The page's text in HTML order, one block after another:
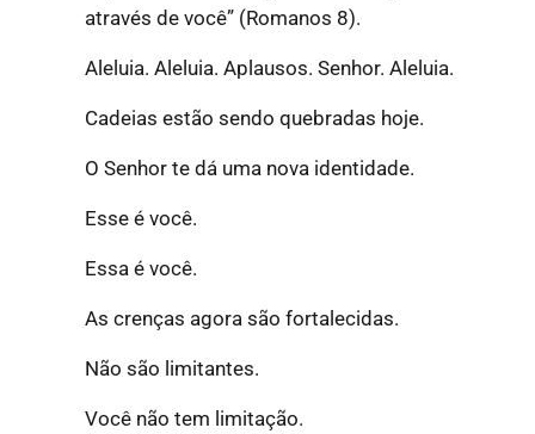
através de você”(Romanos 8).
Aleluia. Aleluia. Aplausos. Senhor. Aleluia.
Cadeias estão sendo quebradas hoje.
O Senhor te dá uma nova identidade.
Esse é você.
Essa é você.
As crenças agora são fortalecidas.
Não são limitantes.
Você não tem limitação.